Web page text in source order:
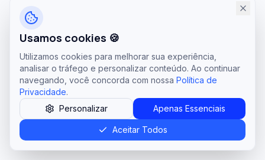
Usamos cookies 🍪
Utilizamos cookies para melhorar sua experiência,
analisar o tráfego e personalizar conteúdo. Ao continuar
navegando, você concorda com nossa Política de
Privacidade.
Personalizar
Apenas Essenciais
Aceitar Todos